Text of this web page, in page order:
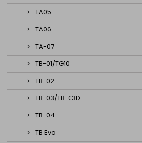
TA05
TA06
TA-07
TB-01/TG10
TB-02
TB-03/TB-03D
TB-04
TB Evo